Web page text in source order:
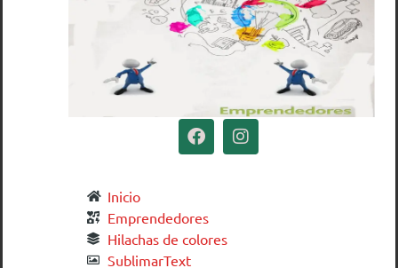
Inicio
Emprendedores
Hilachas de colores
SublimarText